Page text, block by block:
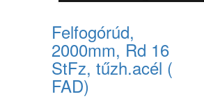
Felfogórúd,
2000mm, Rd 16
StFz, tűzh.acél (
FAD)